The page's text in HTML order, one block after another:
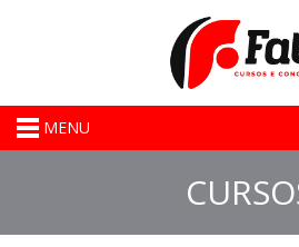
MENU